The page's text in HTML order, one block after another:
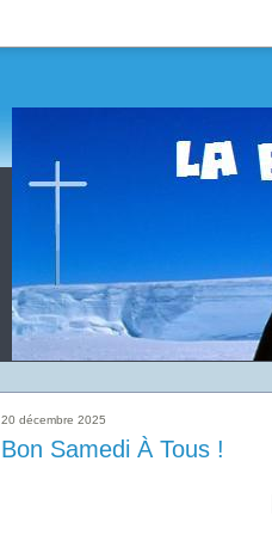
20 décembre 2025
Bon Samedi À Tous !